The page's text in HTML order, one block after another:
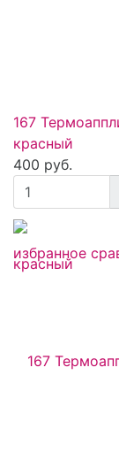
избранное
167
красный
400 руб.